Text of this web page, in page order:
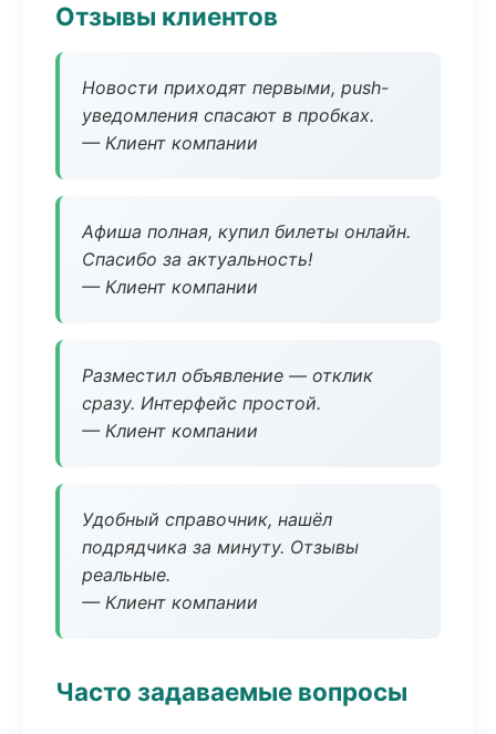
Отзывы клиентов
Новости приходят первыми, push-
уведомления спасают в пробках.
— Клиент компании
Афиша полная, купил билеты онлайн.
Спасибо за актуальность!
— Клиент компании
Разместил объявление — отклик
сразу. Интерфейс простой.
— Клиент компании
Удобный справочник, нашёл
подрядчика за минуту. Отзывы
реальные.
— Клиент компании
Часто задаваемые вопросы